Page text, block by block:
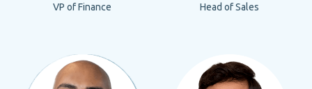
VP of Finance Head of Sales